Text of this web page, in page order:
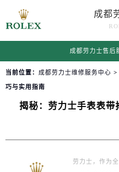
成都
成都劳力士售后
当前位置： 成都劳力士维修服务中心 >
巧与实用指南
揭秘：劳力士手表表带
劳力士，作为